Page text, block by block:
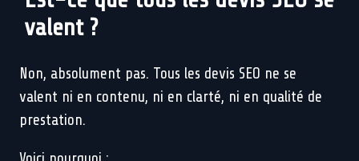
valent ?
Non, absolument pas. Tous les devis SEO ne se
valent ni en contenu, ni en clarté, ni en qualité de
prestation.